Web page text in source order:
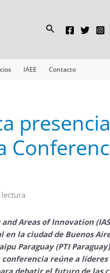
Buscar
IAEE Contacto
presencia
Areas of Innovation
la ciudad de Buenos
Paraguay (PTI Paraguay)
reúne a líderes
debatir el futuro de las